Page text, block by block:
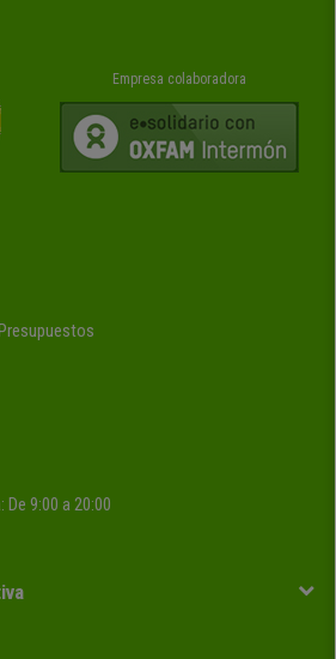
Empresa colaboradora
9:00 a 20:00